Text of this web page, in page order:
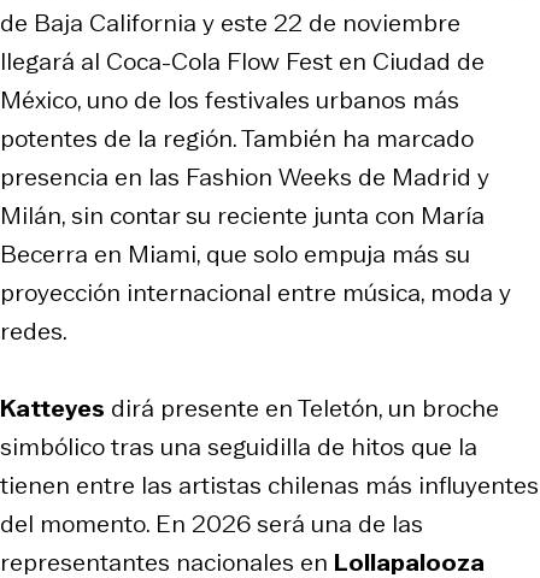
de Baja California y este 22 de noviembre
llegará al Coca-Cola Flow Fest en Ciudad de
México, uno de los festivales urbanos más
potentes de la región. También ha marcado
presencia en las Fashion Weeks de Madrid y
Milán, sin contar su reciente junta con María
Becerra en Miami, que solo empuja más su
proyección internacional entre música, moda y
redes.
Katteyes dirá presente en Teletón, un broche
simbólico tras una seguidilla de hitos que la
tienen entre las artistas chilenas más influyentes
del momento. En 2026 será una de las
representantes nacionales en Lollapalooza